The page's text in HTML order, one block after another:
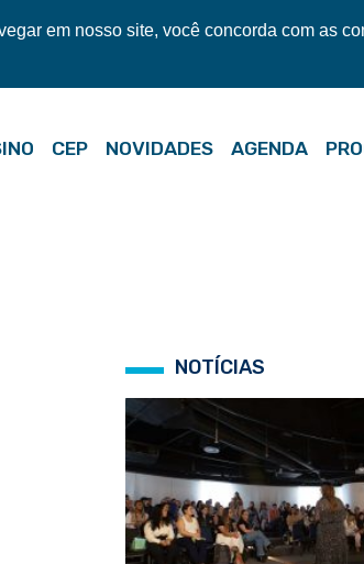
em nosso site, você concorda com as
CEP NOVIDADES AGENDA
NOTÍCIAS